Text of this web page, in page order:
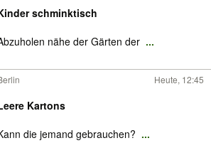
schminktisch
nähe der Gärten der ...
Heute, 12:45
Kartons
die jemand gebrauchen? ...